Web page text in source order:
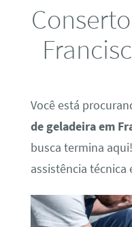
Você está
de geladeira em
busca termina
assistência técnica